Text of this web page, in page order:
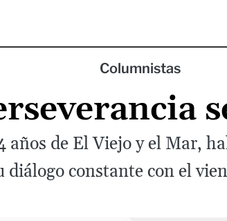
Columnistas
años de El Viejo y el Mar,
diálogo constante con el